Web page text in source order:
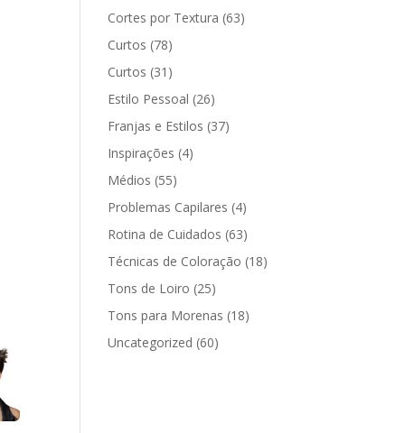
Cortes por Textura (63)
Curtos (78)
Curtos (31)
Estilo Pessoal (26)
Franjas e Estilos (37)
Inspirações (4)
Médios (55)
Problemas Capilares (4)
Rotina de Cuidados (63)
Técnicas de Coloração (18)
Tons de Loiro (25)
Tons para Morenas (18)
Uncategorized (60)